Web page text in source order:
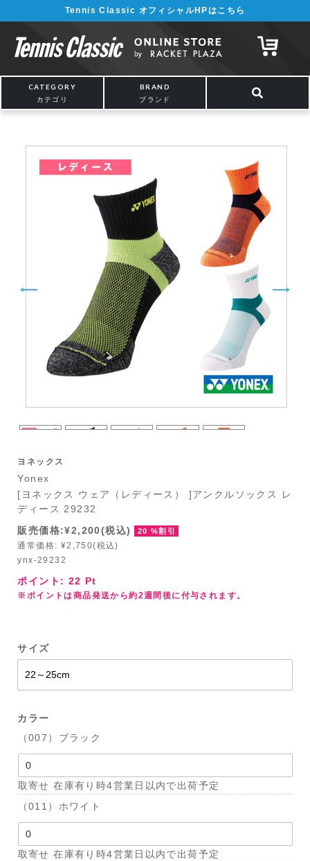
¥5,000以上の購入で送料無料!! 詳しくは こちら
Tennis Classic オフィシャルHPはこちら
CATEGORY
カテゴリ
BRAND
ブランド
ヨネックス
Yonex
[ヨネックス ウェア（レディース） ]アンクルソックス レ
ディース 29232
販売価格:¥2,200(税込)
20 %割引
通常価格: ¥2,750(税込)
ynx-29232
ポイント: 22 Pt
※ポイントは商品発送から約2週間後に付与されます。
サイズ
カラー
（007）ブラック
取寄せ 在庫有り時4営業日以内で出荷予定
（011）ホワイト
取寄せ 在庫有り時4営業日以内で出荷予定